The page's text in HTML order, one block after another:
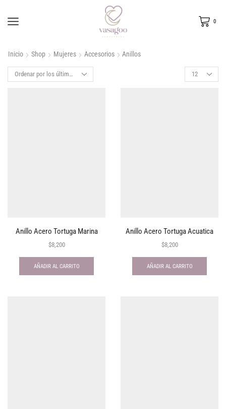
0
Inicio Shop Mujeres Accesorios Anillos
Anillo Acero Tortuga Marina
$8,200
AÑADIR AL CARRITO
Anillo Acero Tortuga Acuatica
$8,200
AÑADIR AL CARRITO